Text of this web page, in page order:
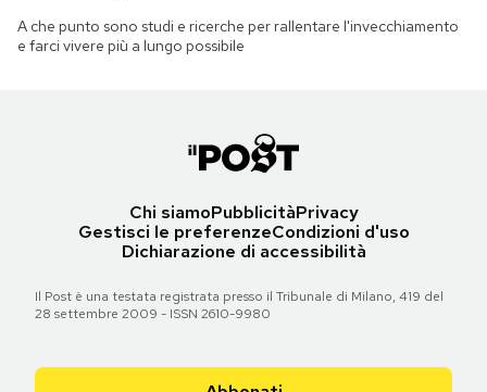
A che punto sono studi e ricerche per rallentare l'invecchiamento
e farci vivere più a lungo possibile
Chi siamoPubblicitàPrivacy
Gestisci le preferenzeCondizioni d'uso
Dichiarazione di accessibilità
Il Post è una testata registrata presso il Tribunale di Milano, 419 del
28 settembre 2009 - ISSN 2610-9980